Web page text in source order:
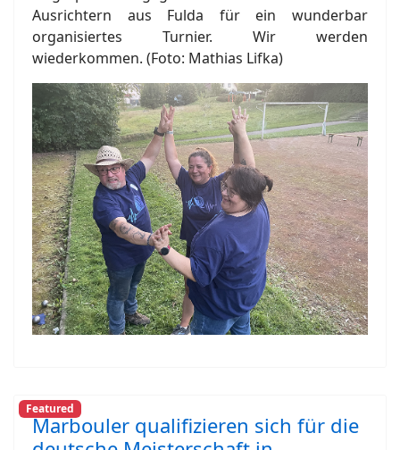
Ausrichtern aus Fulda für ein wunderbar
organisiertes Turnier. Wir werden
wiederkommen. (Foto: Mathias Lifka)
Featured
Marbouler qualifizieren sich für die